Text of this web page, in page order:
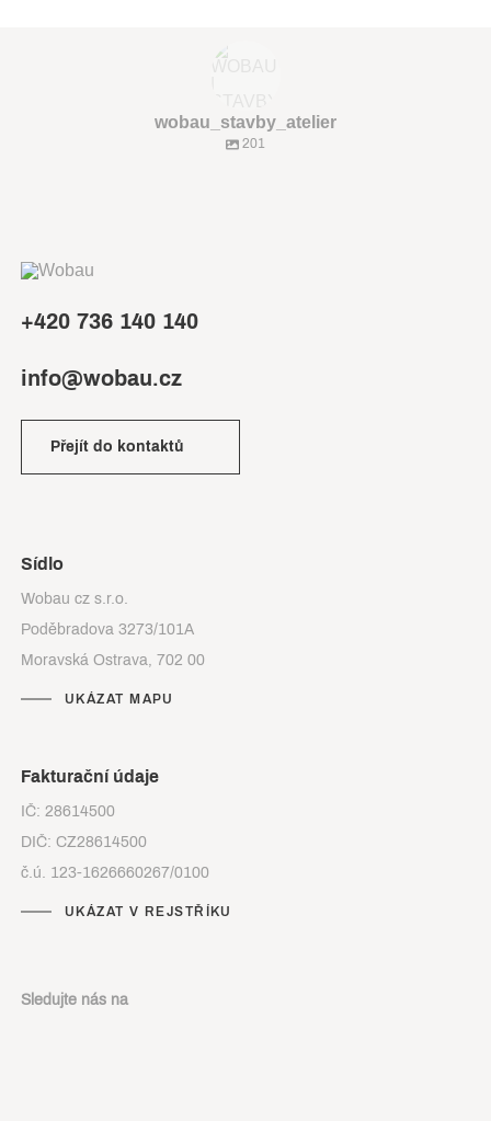
wobau_stavby_atelier
201
+420 736 140 140
info@wobau.cz
Přejít do kontaktů
Sídlo
Wobau cz s.r.o.
Poděbradova 3273/101A
Moravská Ostrava, 702 00
UKÁZAT MAPU
Fakturační údaje
IČ: 28614500
DIČ: CZ28614500
č.ú. 123-1626660267/0100
UKÁZAT V REJSTŘÍKU
Sledujte nás na